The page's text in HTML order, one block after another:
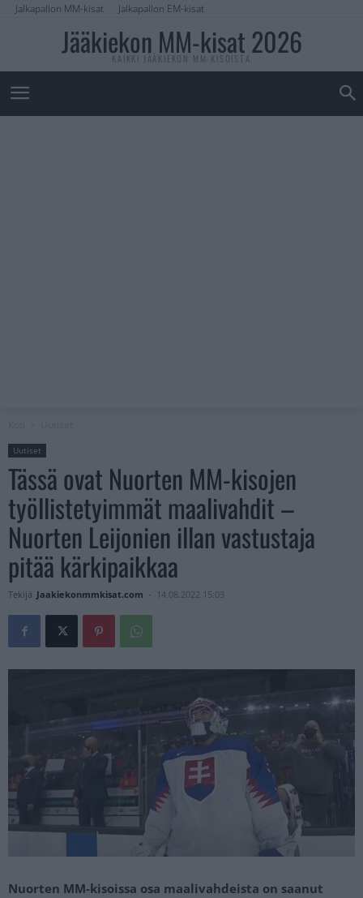
Jalkapallon MM-kisat Jalkapallon EM-kisat
Jääkiekon MM-kisat 2026
KAIKKI JÄÄKIEKON MM-KISOISTA
Uutiset
Tässä ovat Nuorten MM-kisojen
työllistetyimmät maalivahdit –
Nuorten Leijonien illan vastustaja
pitää kärkipaikkaa
Tekijä Jaakiekonmmkisat.com - 14.08.2022 15:03
Nuorten MM-kisoissa osa maalivahdeista on saanut